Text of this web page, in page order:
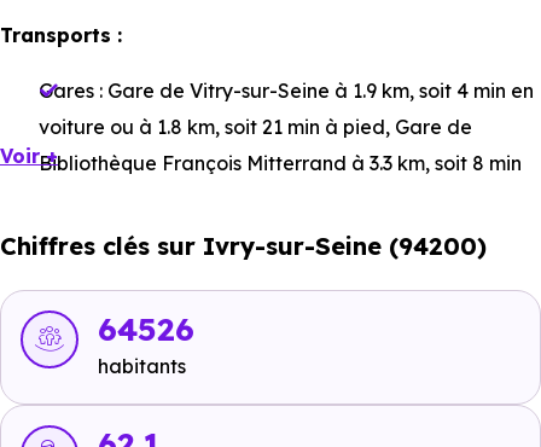
Transports :
Gares : Gare de Vitry-sur-Seine à 1.9 km, soit 4 min en
voiture ou à 1.8 km, soit 21 min à pied, Gare de
Bibliothèque François Mitterrand à 3.3 km, soit 8 min
sur-Seineà 1.3 km, soit 3 min en voiture ou à 968 m,
Bus :
Ligne 323 : Ivry-Gambetta
voiture ou à 199 m, soit 2 min à pied
voiture ou à 205 m, soit 2 min à pied
Voir +
Chiffres clés sur Ivry-sur-Seine (94200)
64526
habitants